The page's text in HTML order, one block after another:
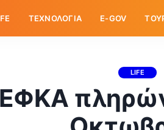
ΤΕΧΝΟΛΟΓΙΑ E-GOV
LIFE